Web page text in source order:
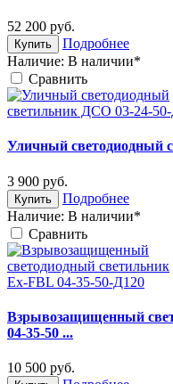
52 200 руб.
Купить
Подробнее
Наличие: В наличии*
Cравнить
Уличный светодиодный
3 900 руб.
Купить
Подробнее
Наличие: В наличии*
Cравнить
Взрывозащищенный
04-35-50 ...
10 500 руб.